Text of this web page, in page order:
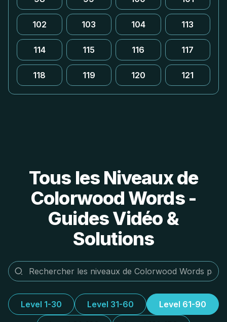
102 103 104 113
114 115 116 117
118 119 120 121
Tous les Niveaux de
Colorwood Words -
Guides Vidéo &
Solutions
Level 1-30 Level 31-60 Level 61-90